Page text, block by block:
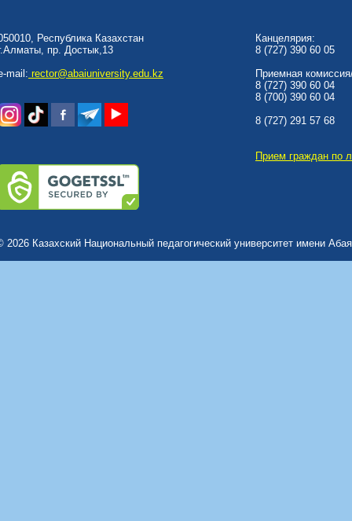
Республика Казахстан
пр. Достык,13
mail: rector@abaiuniversity.edu.kz
Канцелярия:
8 (727) 390 60 05
Приемная
8 (727) 390 60 04
8 (700) 390 60 04
8 (727) 291 57 68
Прием граждан по
2026 Казахский Национальный педагогический университет имени Абая